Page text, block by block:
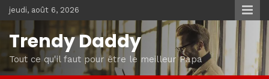
Skip
to
content
jeudi, août 6, 2026
Trendy Daddy
Tout ce qu'il faut pour être le meilleur Papa